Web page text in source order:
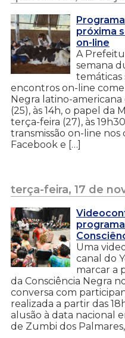
próxima
on-line
A
semana
temáticas
encontros on-line
Negra latino-
(25), às 14h, o papel
terça-feira (27), às
transmissão on-line nos
Facebook e […]
terça-feira, 17 de
Uma
canal do
marcar a
da Consciência Negra
conversa com
realizada a partir das
alusão à data nacional
de Zumbi dos